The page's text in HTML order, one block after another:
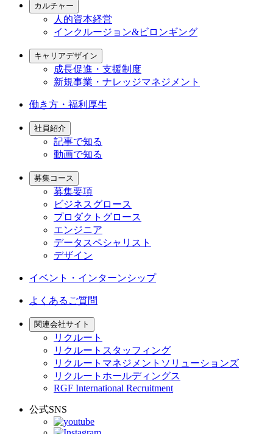
カルチャー
人的資本経営
インクルージョン&ビロンギング
キャリアデザイン
成長促進・支援制度
新規事業・ナレッジマネジメント
働き方・福利厚生
社員紹介
記事で知る
動画で知る
募集コース
募集要項
ビジネスグロース
プロダクトグロース
エンジニア
データスペシャリスト
デザイン
イベント・インターンシップ
よくあるご質問
関連会社サイト
リクルート
リクルートスタッフィング
リクルートマネジメントソリューションズ
リクルートホールディングス
RGF International Recruitment
公式SNS